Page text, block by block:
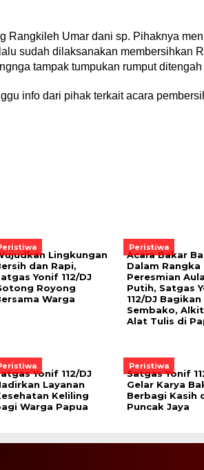
Rangkileh Umar dani sp. Pihaknya
sudah dilaksanakan membersihkan
tampak tumpukan rumput
info dari pihak terkait acara
Lingkungan
dan Rapi,
Yonif 112/DJ
Royong
Warga
Peristiwa
Acara Bakar
Dalam Rangka
Peresmian
Putih, ‎Satgas
112/DJ Bagikan
Sembako,
Alat Tulis di
Yonif 112/DJ
Layanan
Keliling
Warga Papua
Peristiwa
Satgas Yonif
Gelar Karya
Berbagi Kasih
Puncak Jaya